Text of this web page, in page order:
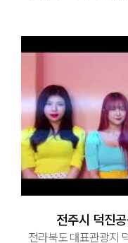
전주시 덕진
전라북도 대표관광지 덕진공원 시티투어 및 문화